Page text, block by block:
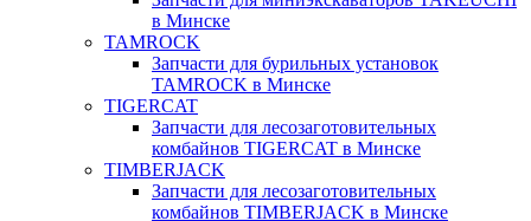
в Минске
TAMROCK
Запчасти для бурильных установок
TAMROCK в Минске
TIGERCAT
Запчасти для лесозаготовительных
комбайнов TIGERCAT в Минске
TIMBERJACK
Запчасти для лесозаготовительных
комбайнов TIMBERJACK в Минске